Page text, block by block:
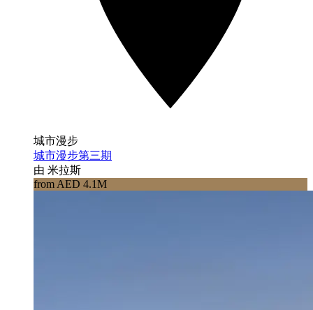
城市漫步
城市漫步第三期
由 米拉斯
from AED 4.1M